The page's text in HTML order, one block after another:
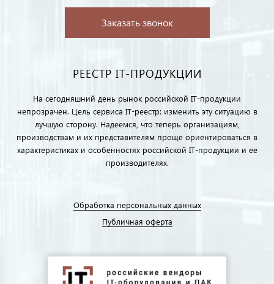
Заказать звонок
РЕЕСТР IT-ПРОДУКЦИИ
На сегодняшний день рынок российской IT-продукции
непрозрачен. Цель сервиса IT-реестр: изменить эту ситуацию в
лучшую сторону. Надеемся, что теперь организациям,
производствам и их представителям проще ориентироваться в
характеристиках и особенностях российской IT-продукции и ее
производителях.
Обработка персональных данных
Публичная оферта